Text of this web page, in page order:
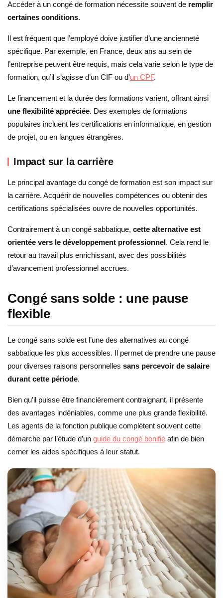
Accéder à un congé de formation nécessite souvent de remplir
certaines conditions.
Il est fréquent que l’employé doive justifier d’une ancienneté
spécifique. Par exemple, en France, deux ans au sein de
l’entreprise peuvent être requis, mais cela varie selon le type de
formation, qu’il s’agisse d’un CIF ou d’un CPF.
Le financement et la durée des formations varient, offrant ainsi
une flexibilité appréciée. Des exemples de formations
populaires incluent les certifications en informatique, en gestion
de projet, ou en langues étrangères.
Impact sur la carrière
Le principal avantage du congé de formation est son impact sur
la carrière. Acquérir de nouvelles compétences ou obtenir des
certifications spécialisées ouvre de nouvelles opportunités.
Contrairement à un congé sabbatique, cette alternative est
orientée vers le développement professionnel. Cela rend le
retour au travail plus enrichissant, avec des possibilités
d’avancement professionnel accrues.
Congé sans solde : une pause
flexible
Le congé sans solde est l’une des alternatives au congé
sabbatique les plus accessibles. Il permet de prendre une pause
pour diverses raisons personnelles sans percevoir de salaire
durant cette période.
Bien qu’il puisse être financièrement contraignant, il présente
des avantages indéniables, comme une plus grande flexibilité.
Les agents de la fonction publique complètent souvent cette
démarche par l’étude d’un guide du congé bonifié afin de bien
cerner les aides spécifiques à leur statut.